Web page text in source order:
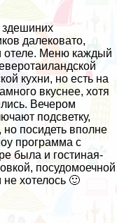
здешиних
далековато,
отеле. Меню каждый
кухни, но есть на
вкуснее, хотя
Вечером
подсветку,
посидеть вполне
программа с
была и гостиная-
посудомоечной
хотелось 🙂